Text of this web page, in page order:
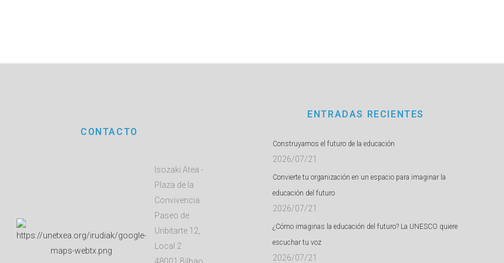
CONTACTO
Isozaki Atea -
Plaza de la
Convivencia
Paseo de
Uribitarte 12,
Local 2
48001 Bilbao
ENTRADAS RECIENTES
Construyamos el futuro de la educación
2026/07/21
Convierte tu organización en un espacio para imaginar la
educación del futuro
2026/07/21
¿Cómo imaginas la educación del futuro? La UNESCO quiere
escuchar tu voz
2026/07/21